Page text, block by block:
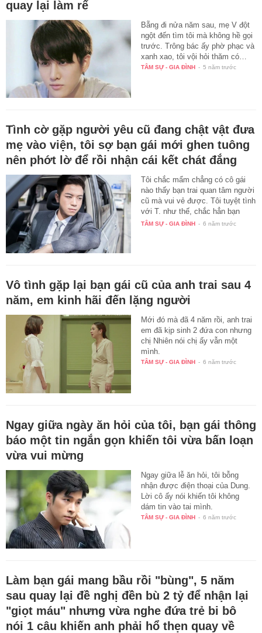
quay lại làm rể
Bẵng đi nửa năm sau, mẹ V đột
ngột đến tìm tôi mà không hề gọi
trước. Trông bác ấy phờ phạc và
xanh xao, tôi vội hỏi thăm có…
TÂM SỰ - GIA ĐÌNH - 5 năm trước
Tình cờ gặp người yêu cũ đang chật vật đưa
mẹ vào viện, tôi sợ bạn gái mới ghen tuông
nên phớt lờ để rồi nhận cái kết chát đắng
Tôi chắc mẩm chẳng có cô gái
nào thấy bạn trai quan tâm người
cũ mà vui vẻ được. Tôi tuyệt tình
với T. như thế, chắc hẳn bạn
gái…
TÂM SỰ - GIA ĐÌNH - 6 năm trước
Vô tình gặp lại bạn gái cũ của anh trai sau 4
năm, em kinh hãi đến lặng người
Mới đó mà đã 4 năm rồi, anh trai
em đã kịp sinh 2 đứa con nhưng
chị Nhiên nói chị ấy vẫn một
mình.
TÂM SỰ - GIA ĐÌNH - 6 năm trước
Ngay giữa ngày ăn hỏi của tôi, bạn gái thông
báo một tin ngắn gọn khiến tôi vừa bấn loạn
vừa vui mừng
Ngay giữa lễ ăn hỏi, tôi bỗng
nhận được điện thoại của Dung.
Lời cô ấy nói khiến tôi không
dám tin vào tai mình.
TÂM SỰ - GIA ĐÌNH - 6 năm trước
Làm bạn gái mang bầu rồi "bùng", 5 năm
sau quay lại đề nghị đền bù 2 tỷ để nhận lại
"giọt máu" nhưng vừa nghe đứa trẻ bi bô
nói 1 câu khiến anh phải hổ thẹn quay về